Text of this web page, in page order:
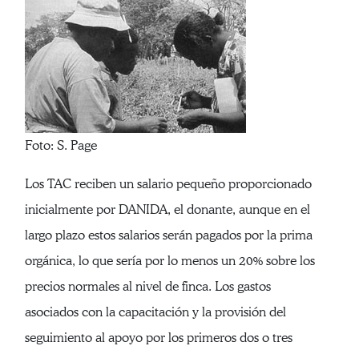
Foto: S. Page
Los TAC reciben un salario pequeño proporcionado
inicialmente por DANIDA, el donante, aunque en el
largo plazo estos salarios serán pagados por la prima
orgánica, lo que sería por lo menos un 20% sobre los
precios normales al nivel de finca. Los gastos
asociados con la capacitación y la provisión del
seguimiento al apoyo por los primeros dos o tres